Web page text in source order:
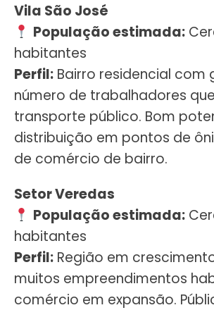
Vila São José
População estimada:
habitantes
Perfil: Bairro residencial com
número de trabalhadores
transporte público. Bom
distribuição em pontos de
de comércio de bairro.
Setor Veredas
População estimada:
habitantes
Perfil: Região em
muitos empreendimentos
comércio em expansão.